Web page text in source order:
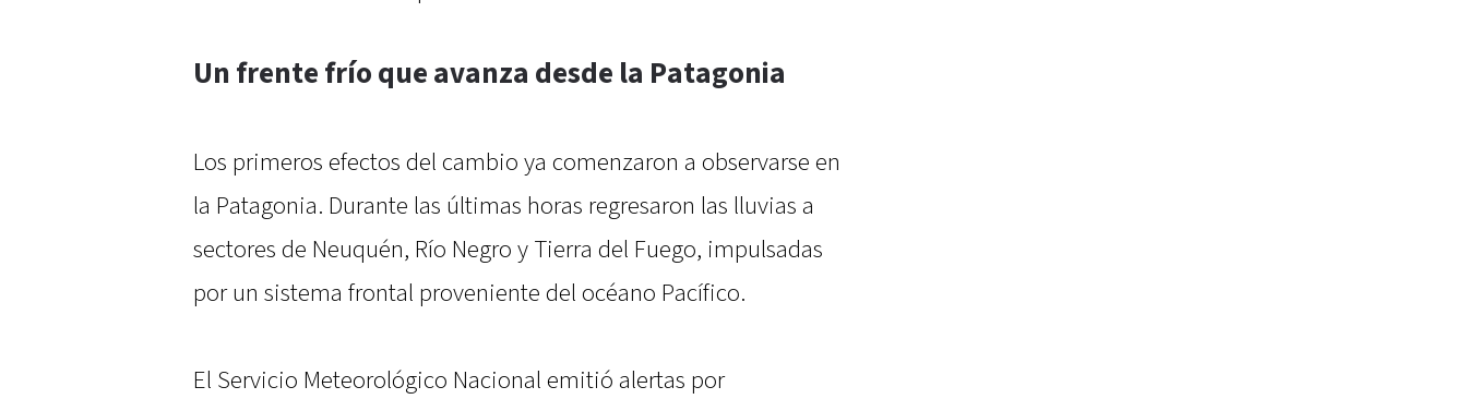
Un frente frío que avanza desde la Patagonia
Los primeros efectos del cambio ya comenzaron a observarse en
la Patagonia. Durante las últimas horas regresaron las lluvias a
sectores de Neuquén, Río Negro y Tierra del Fuego, impulsadas
por un sistema frontal proveniente del océano Pacífico.
El Servicio Meteorológico Nacional emitió alertas por